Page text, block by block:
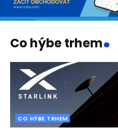
Co hýbe trhem.
CO HÝBE TRHEM